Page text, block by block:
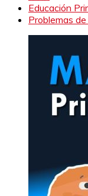
Educación
Problemas